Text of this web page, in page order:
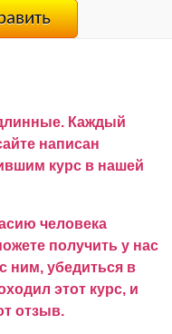
Каждый
написан
курс в нашей
человека
получить у нас
ним, убедиться в
этот курс, и
отзыв.